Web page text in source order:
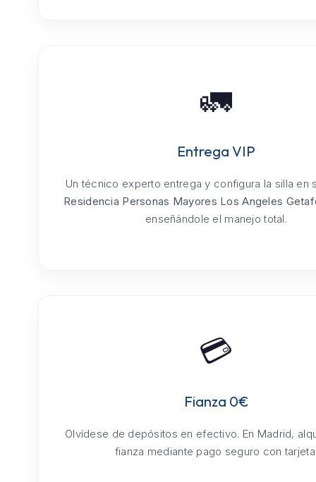
🚛
Entrega VIP
Un técnico experto entrega y configura la silla en
Residencia Personas Mayores Los Angeles
enseñándole el manejo total.
💳
Fianza 0€
Olvídese de depósitos en efectivo. En Madrid,
fianza mediante pago seguro con